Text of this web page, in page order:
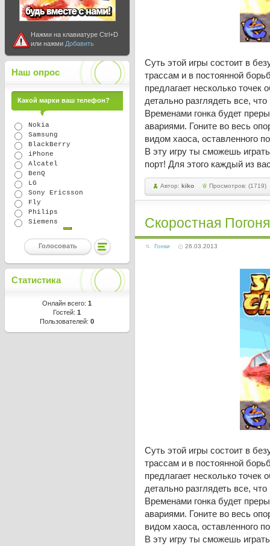
Суть этой игры состоит в
трассам и в постоянной
предлагает несколько точек
детально разглядеть все,
Временами гонка будет
авариями. Гоните во весь
видом хаоса, оставленного
В эту игру ты сможешь
порт! Для этого каждый из
Автор: kiko Просмотров: (1719)
Скоростная
Гонки 26.03.2013
Суть этой игры состоит в
трассам и в постоянной
предлагает несколько точек
детально разглядеть все,
Временами гонка будет
авариями. Гоните во весь
видом хаоса, оставленного
В эту игру ты сможешь
Нажми на клавиатуре Ctrl+D
или нажми Добавить
Наш опрос
Какой марки ваш телефон?
Nokia
Samsung
BlackBerry
iPhone
Alcatel
BenQ
LG
Sony Ericsson
Fly
Philips
Siemens
Статистика
Онлайн всего:1
Гостей:1
Пользователей:0